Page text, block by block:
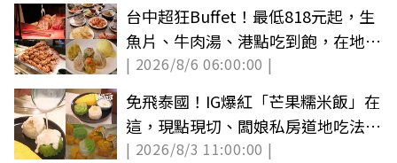
台中超狂Buffet！最低818元起，生
魚片、牛肉湯、港點吃到飽，在地人
最高７折
| 2026/8/6 06:00:00 |
免飛泰國！IG爆紅「芒果糯米飯」在
這，現點現切、闆娘私房道地吃法公
開
| 2026/8/3 11:00:00 |